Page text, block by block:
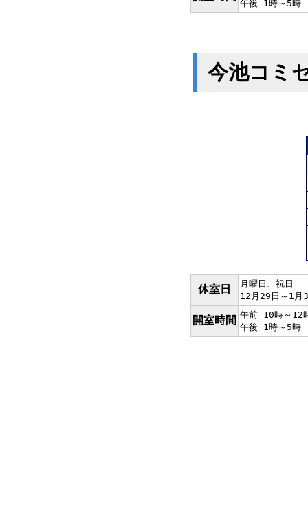
午後 1時～5時
今池コミ
休室日
月曜日、祝日
12月29日～1月
開室時間 午前 10時～12
午後 1時～5時